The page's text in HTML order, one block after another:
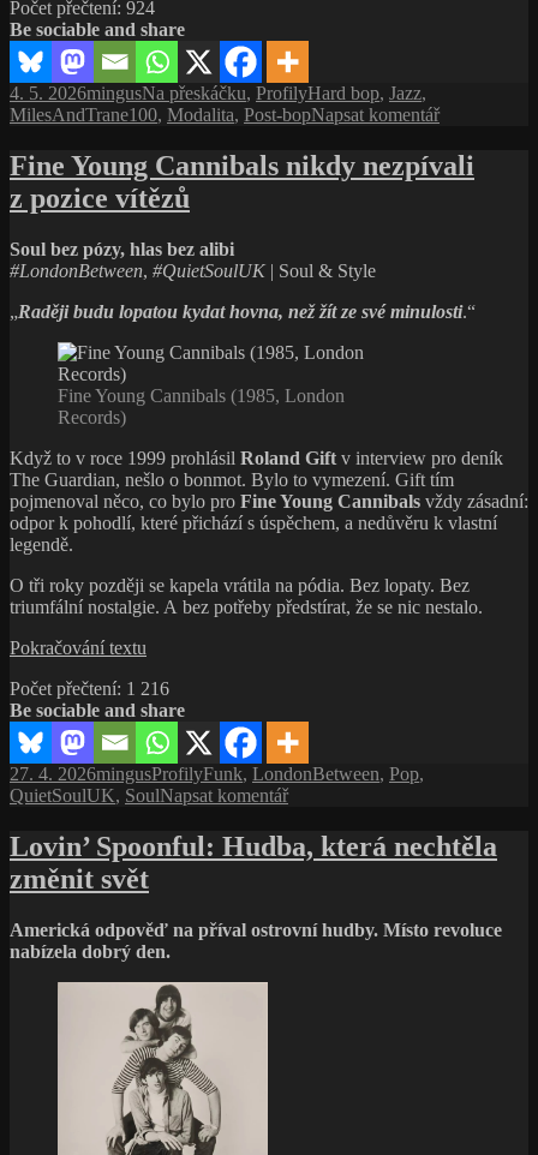
kvintet
Milese
Davise:
když
se
jazz
plout
Počet přečtení: 924
Be sociable and share
Publikováno:
4. 5. 2026Autor:
mingusRubriky:
Na přeskáčku, ProfilyŠtítky:
Hard bop, Jazz,
MilesAndTrane100, Modalita, Post-bopNapsat komentářpro
názvem
když
Fine Young Cannibals nikdy nezpívali
z pozice vítězů
Soul bez pózy, hlas bez alibi
#LondonBetween, #QuietSoulUK | Soul & Style
„Raději budu lopatou kydat hovna, než žít ze své minulosti.“
Fine Young Cannibals (1985, London
Records)
Když to v roce 1999 prohlásil Roland Gift v interview pro deník
The Guardian, nešlo o bonmot. Bylo to vymezení. Gift tím
pojmenoval něco, co bylo pro Fine Young Cannibals vždy zásadní:
odpor k pohodlí, které přichází s úspěchem, a nedůvěru k vlastní
legendě.
O tři roky později se kapela vrátila na pódia. Bez lopaty. Bez
triumfální nostalgie. A bez potřeby předstírat, že se nic nestalo.
Pokračování textu
Cannibals
nikdy
nezpívali
z pozice
vítězů
Počet přečtení: 1 216
Be sociable and share
Publikováno:
27. 4. 2026Autor:
mingusRubriky:
ProfilyŠtítky:
Funk, LondonBetween, Pop,
QuietSoulUK, SoulNapsat komentářpro
názvem
Cannibals
Lovin’ Spoonful: Hudba, která nechtěla
změnit svět
Americká odpověď na příval ostrovní hudby. Místo revoluce
nabízela dobrý den.